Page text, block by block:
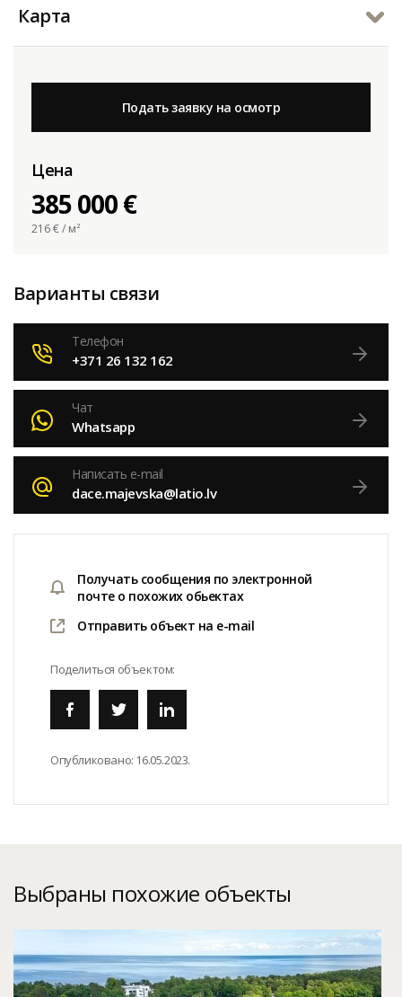
Карта
Подать заявку на осмотр
Цена
385 000 €
216€ / м²
Варианты связи
Телефон
+371 26 132 162
Чат
Whatsapp
Написать e-mail
dace.majevska@latio.lv
Получать сообщения по электронной
почте о похожих обьектах
Отправить объект на e-mail
Поделиться объектом:
Опубликовано: 16.05.2023.
Выбраны похожие объекты